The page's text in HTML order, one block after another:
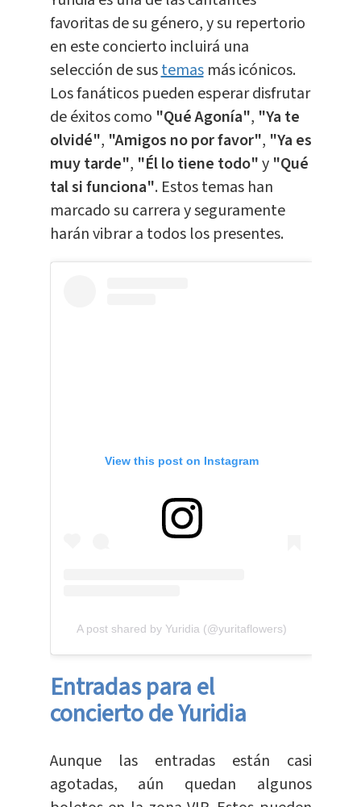
favoritas de su género, y su repertorio
en este concierto incluirá una
selección de sustemasmás icónicos.
Los fanáticos pueden esperar disfrutar
de éxitos como "Qué Agonía", "Ya te
olvidé", "Amigos no por favor", "Ya es
muy tarde", "Él lo tiene todo"y "Qué
tal si funciona". Estos temas han
marcado su carrera y seguramente
harán vibrar a todos los presentes.
View this post on Instagram
A post shared by Yuridia (@yuritaflowers)
Entradas para el
concierto de Yuridia
Aunque las entradas están casi
agotadas, aún quedan algunos